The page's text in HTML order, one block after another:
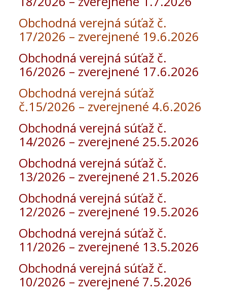
Obchodná verejná súťaž č.
17/2026 – zverejnené 19.6.2026
Obchodná verejná súťaž č.
16/2026 – zverejnené 17.6.2026
Obchodná verejná súťaž
č.15/2026 – zverejnené 4.6.2026
Obchodná verejná súťaž č.
14/2026 – zverejnené 25.5.2026
Obchodná verejná súťaž č.
13/2026 – zverejnené 21.5.2026
Obchodná verejná súťaž č.
12/2026 – zverejnené 19.5.2026
Obchodná verejná súťaž č.
11/2026 – zverejnené 13.5.2026
Obchodná verejná súťaž č.
10/2026 – zverejnené 7.5.2026